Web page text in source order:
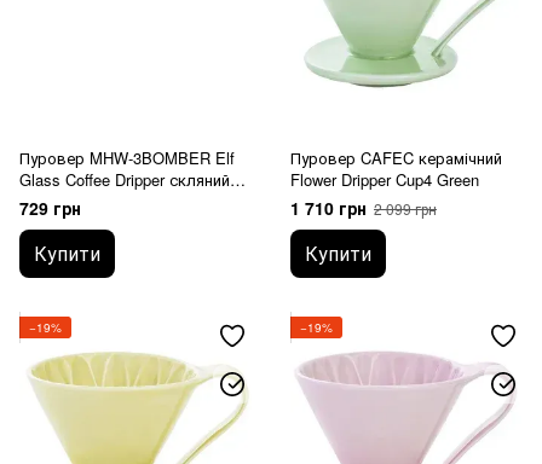
Пуровер MHW-3BOMBER Elf
Glass Coffee Dripper скляний
Multicolor 01
729 грн
Купити
Пуровер CAFEC керамічний
Flower Dripper Cup4 Green
1 710 грн 2 099 грн
Купити
−19% −19%